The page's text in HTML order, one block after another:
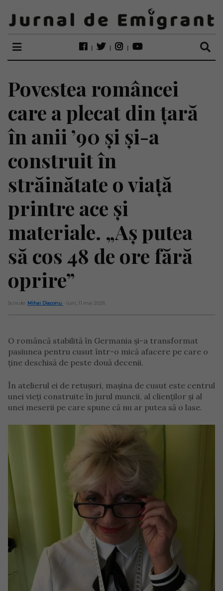
Povestea româncei
care a plecat din țară
în anii ’90 și și-a
construit în
străinătate o viață
printre ace și
materiale. „Aș putea
să cos 48 de ore fără
oprire”
Scris de: Mihai Diaconu - luni, 11 mai 2026
O româncă stabilită în Germania și-a transformat
pasiunea pentru cusut într-o mică afacere pe care o
ține deschisă de peste două decenii.
În atelierul ei de retușuri, mașina de cusut este centrul
unei vieți construite în jurul muncii, al clienților și al
unei meserii pe care spune că nu ar putea să o lase.